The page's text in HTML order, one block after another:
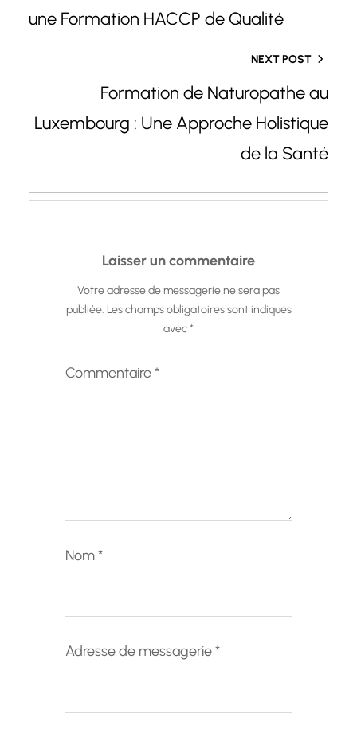
une Formation HACCP de Qualité
NEXT POST
Formation de Naturopathe au
Luxembourg : Une Approche Holistique
de la Santé
Laisser un commentaire
Votre adresse de messagerie ne sera pas
publiée. Les champs obligatoires sont indiqués
avec*
Commentaire*
Nom*
Adresse de messagerie*